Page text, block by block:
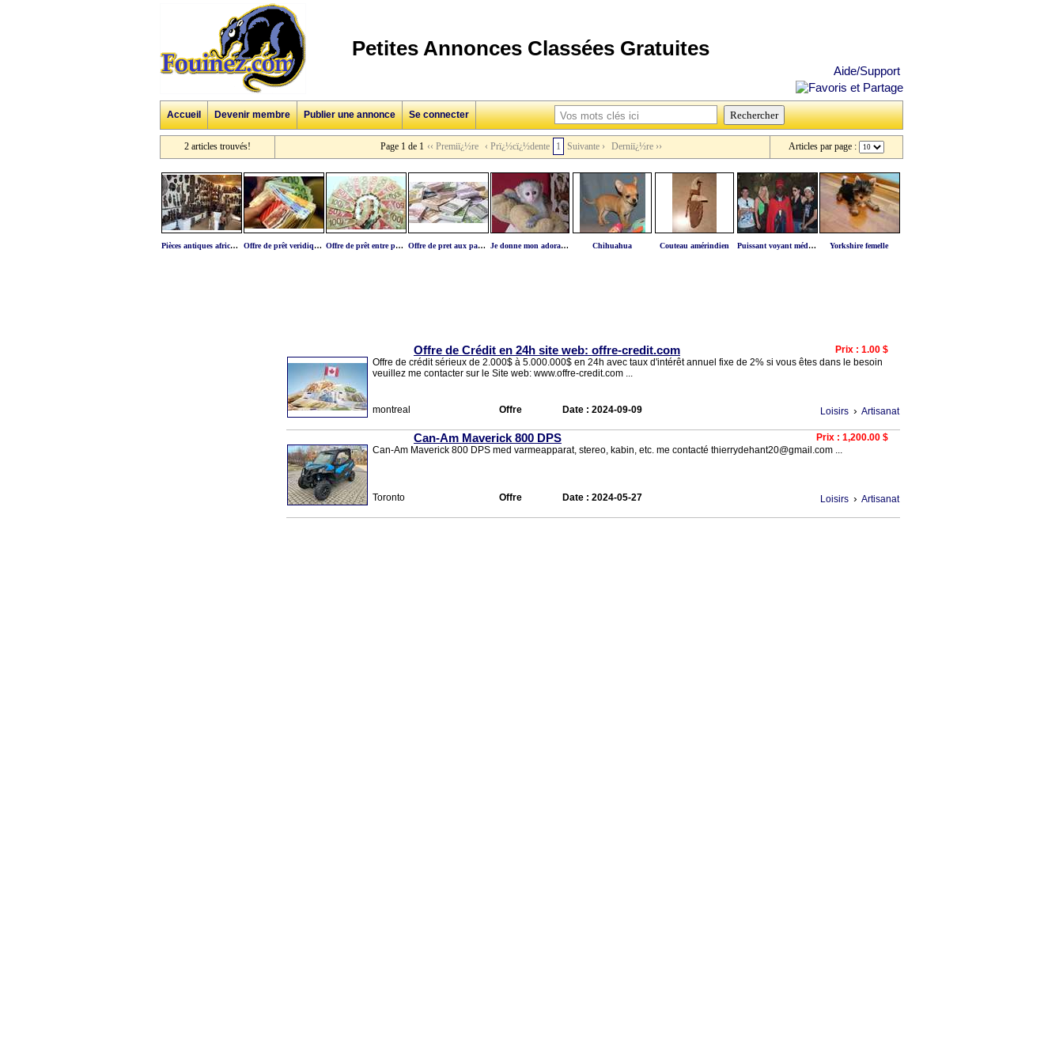
Petites Annonces Classées Gratuites
Aide/Support
Accueil Devenir membre Publier une annonce Se connecter
2 articles trouvés! Page 1 de 1 ‹‹ Premiï¿½re ‹ Prï¿½cï¿½dente 1 Suivante › Derniï¿½re ›› Articles par page :
Pièces antiques africaines Offre de prêt veridique serieux en 48h Offre de prêt entre particulier Offre de pret aux particulier Je donne mon adorable singe capucin femelle Chihuahua Couteau amérindien Puissant voyant médium a votre service Yorkshire femelle
Offre de Crédit en 24h site web: offre-credit.com
Prix : 1.00 $
Offre de crédit sérieux de 2.000$ à 5.000.000$ en 24h avec taux d'intérêt annuel fixe de 2% si vous êtes dans le besoin
veuillez me contacter sur le Site web: www.offre-credit.com ...
montreal Offre Date : 2024-09-09 Loisirs › Artisanat
Can-Am Maverick 800 DPS
Prix : 1,200.00 $
Can-Am Maverick 800 DPS med varmeapparat, stereo, kabin, etc. me contacté thierrydehant20@gmail.com ...
Toronto Offre Date : 2024-05-27 Loisirs › Artisanat